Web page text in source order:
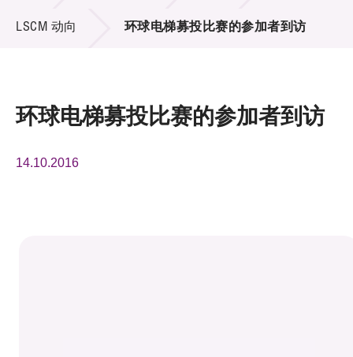
项目及资助计划
活动及消息
LSCM 动向 环球电梯募投比赛的参加者到访
环球电梯募投比赛的参加者到访
14.10.2016